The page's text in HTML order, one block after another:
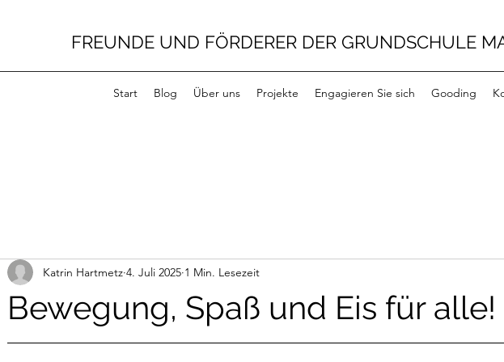
FREUNDE UND FÖRDERER DER GRUNDSCHULE
Start Blog Über uns Projekte Engagieren Sie sich Gooding
Bewegung, Spaß und Eis für alle!
Katrin Hartmetz 4. Juli 2025 1 Min. Lesezeit